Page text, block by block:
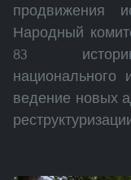
продвижения
Народный
83
национального
ведение новых